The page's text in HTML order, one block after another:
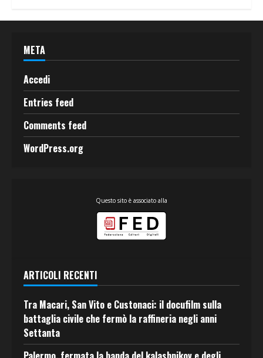
META
Accedi
Entries feed
Comments feed
WordPress.org
Questo sito è associato alla
ARTICOLI RECENTI
Tra Macari, San Vito e Custonaci: il docufilm sulla
battaglia civile che fermò la raffineria negli anni
Settanta